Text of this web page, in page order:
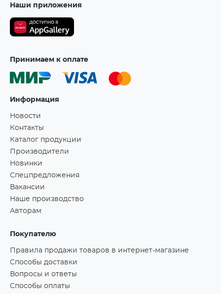
Наши приложения
Принимаем к оплате
Информация
Новости
Контакты
Каталог продукции
Производители
Новинки
Спецпредложения
Вакансии
Наше производство
Авторам
Покупателю
Правила продажи товаров в интернет-магазине
Способы доставки
Вопросы и ответы
Способы оплаты